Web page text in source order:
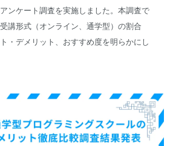
ンケート調査を実施しました。本調査で
講形式（オンライン、通学型）の割合
・デメリット、おすすめ度を明らかにし